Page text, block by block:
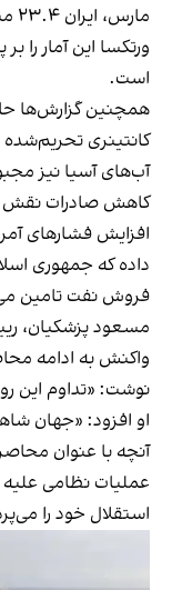
مارس، ایران ۲۳.۴ میلیون بشکه صادرات داشت.
ورتکسا این آمار را
است.
همچنین گزارش‌ها
کانتینری تحریم‌شده
آب‌های آسیا نیز
کاهش صادرات نقش
افزایش فشارهای
داده که جمهوری
فروش نفت تامین
مسعود پزشکیان،
واکنش به ادامه
نوشت: «تداوم این
او افزود: «جهان
آنچه با عنوان
عملیات نظامی
استقلال خود را